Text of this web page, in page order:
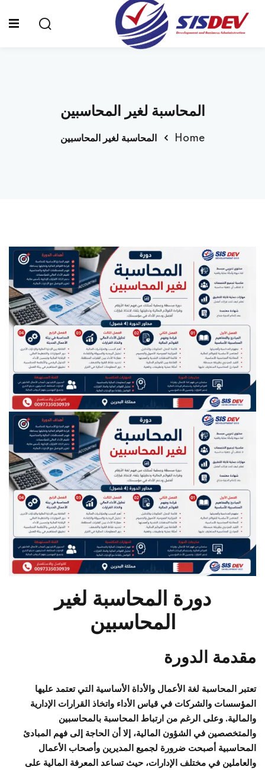
المحاسبة لغير المحاسبين
Home المحاسبة لغير المحاسبين
دورة المحاسبة لغير
المحاسبين
مقدمة الدورة
تعتبر المحاسبة لغة الأعمال والأداة الأساسية التي تعتمد عليها
المؤسسات والشركات في قياس الأداء واتخاذ القرارات الإدارية
والمالية. وعلى الرغم من ارتباط المحاسبة بالمحاسبين
والمتخصصين في الشؤون المالية، إلا أن الحاجة إلى فهم المبادئ
المحاسبية أصبحت ضرورة لجميع المديرين وأصحاب الأعمال
والعاملين في مختلف الإدارات، حيث تساعد المعرفة المالية على
Sign in